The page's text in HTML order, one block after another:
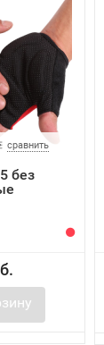
сравнить
без